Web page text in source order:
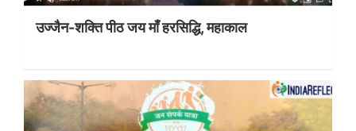
उज्जैन-शक्ति पीठ जय माँ हरसिद्धि, महाकाल